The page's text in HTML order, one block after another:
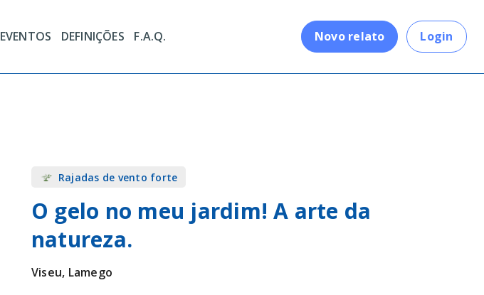
EVENTOS DEFINIÇÕES F.A.Q. Novo relato Login
Rajadas de vento forte
O gelo no meu jardim! A arte da
natureza.
Viseu, Lamego